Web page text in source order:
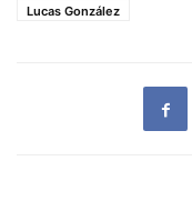
Lucas González